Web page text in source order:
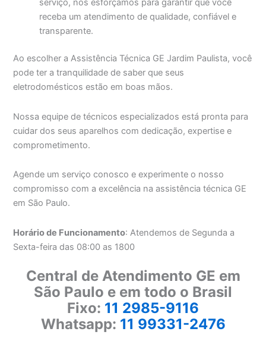
serviço, nos esforçamos para garantir que você
receba um atendimento de qualidade, confiável e
transparente.
Ao escolher a Assistência Técnica GE Jardim Paulista, você
pode ter a tranquilidade de saber que seus
eletrodomésticos estão em boas mãos.
Nossa equipe de técnicos especializados está pronta para
cuidar dos seus aparelhos com dedicação, expertise e
comprometimento.
Agende um serviço conosco e experimente o nosso
compromisso com a excelência na assistência técnica GE
em São Paulo.
Horário de Funcionamento: Atendemos de Segunda a
Sexta-feira das 08:00 as 1800
Central de Atendimento GE em
São Paulo e em todo o Brasil
Fixo: 11 2985-9116
Whatsapp: 11 99331-2476